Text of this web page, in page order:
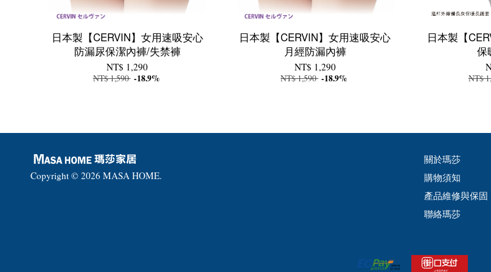
日本製【CERVIN】女用速吸安心
防漏尿保潔內褲/失禁褲
NT$ 1,290
NT$ 1,590 -18.9%
日本製【CERVIN】女用速吸安心
月經防漏內褲
NT$ 1,290
NT$ 1,590 -18.9%
日本製【
保
NT$
Copyright © 2026 MASA HOME.
關於瑪莎
購物須知
產品維修與保固
聯絡瑪莎